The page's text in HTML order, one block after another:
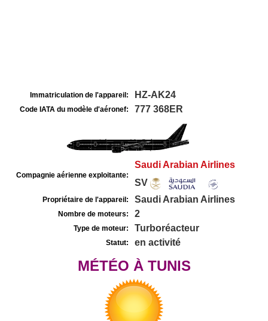
Immatriculation de l'appareil: HZ-AK24
Code IATA du modèle d'aéronef: 777 368ER
Compagnie aérienne exploitante:
Saudi Arabian Airlines
SV
Propriétaire de l'appareil: Saudi Arabian Airlines
Nombre de moteurs: 2
Type de moteur: Turboréacteur
Statut: en activité
MÉTÉO À TUNIS